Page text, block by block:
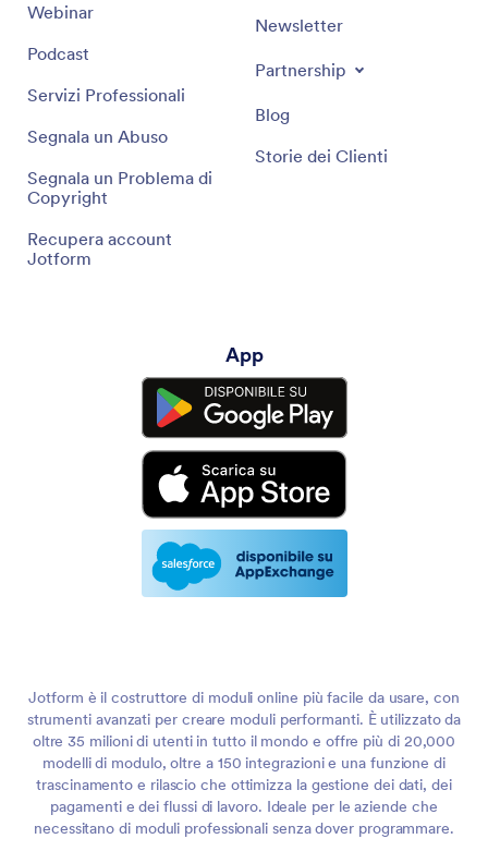
Webinar
Podcast
Servizi Professionali
Segnala un Abuso
Segnala un Problema di
Copyright
Recupera account
Jotform
Newsletter
Partnership
Blog
Storie dei Clienti
App
Jotform è il costruttore di moduli online più facile da usare, con
strumenti avanzati per creare moduli performanti. È utilizzato da
oltre 35 milioni di utenti in tutto il mondo e offre più di 20,000
modelli di modulo, oltre a 150 integrazioni e una funzione di
trascinamento e rilascio che ottimizza la gestione dei dati, dei
pagamenti e dei flussi di lavoro. Ideale per le aziende che
necessitano di moduli professionali senza dover programmare.